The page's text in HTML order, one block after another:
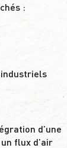
:
industriels
d’une
flux d’air